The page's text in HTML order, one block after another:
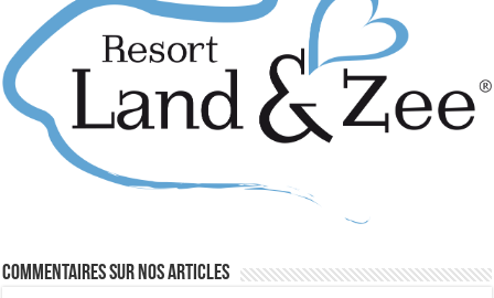
Commentaires sur nos articles